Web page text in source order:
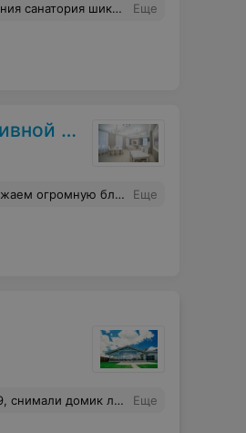
курировал: З А. В. Все доступно объяснил, на все вопросы ответил,был сдержан в беседе и подошел к назначению процедур профессионально! Хотелось бы еще отметить нашего экскурсовода Ольгу Владимировну! Еще
ФПБ
повару и её команде. Здоровья, успехов и благополучия в их нелегком труде. Еще
ничего критичного, но если уж себя позиционировать как престижный клуб, то такой сервис совсем никуда не годится. Еще